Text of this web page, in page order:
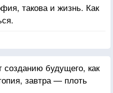
такова и жизнь. Как
созданию будущего, как
завтра — плоть